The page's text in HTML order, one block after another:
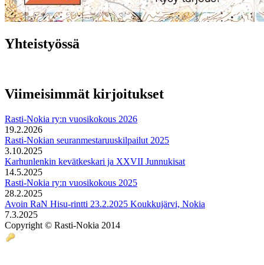
Yhteistyössä
Viimeisimmät kirjoitukset
Rasti-Nokia ry:n vuosikokous 2026
19.2.2026
Rasti-Nokian seuranmestaruuskilpailut 2025
3.10.2025
Karhunlenkin kevätkeskari ja XXVII Junnukisat
14.5.2025
Rasti-Nokia ry:n vuosikokous 2025
28.2.2025
Avoin RaN Hisu-rintti 23.2.2025 Koukkujärvi, Nokia
7.3.2025
Copyright © Rasti-Nokia 2014